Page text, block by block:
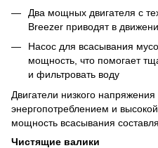
Два мощных двигателя с
Breezer приводят в
Насос для всасывания
мощность, что помогает
и фильтровать воду
Двигатели низкого
энергопотреблением и
мощность всасывания
Чистящие валики